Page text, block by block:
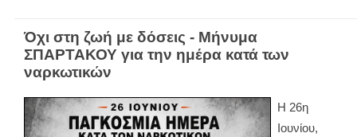
Όχι στη ζωή με δόσεις - Μήνυμα
ΣΠΑΡΤΑΚΟΥ για την ημέρα κατά των
ναρκωτικών
Η 26η
Ιουνίου,